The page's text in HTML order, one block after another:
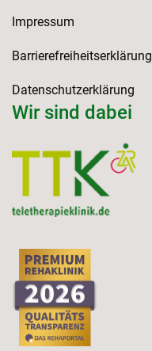
Impressum
Barrierefreiheitserklärung
Datenschutzerklärung
Wir sind dabei